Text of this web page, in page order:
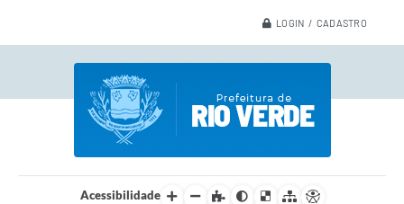
LOGIN / CADASTRO
Acessibilidade